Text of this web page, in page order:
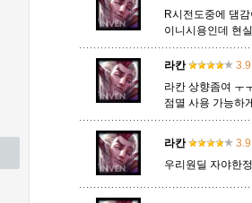
R시전도중에 댐
이니시용인데 현
라칸
3.9
라칸 상향좀여 ㅜ
점멸 사용 가능하
라칸
3.9
우리원딜 자야한